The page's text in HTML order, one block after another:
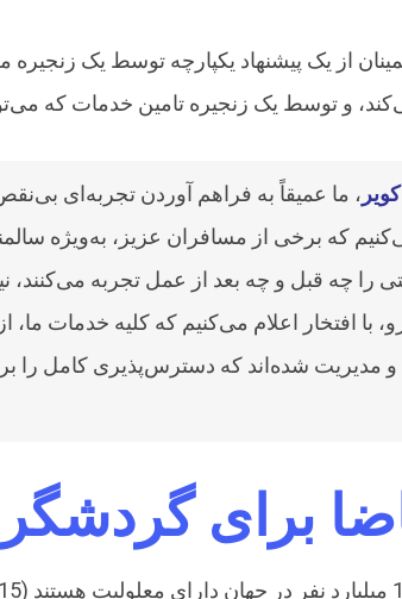
از یک پیشنهاد یکپارچه توسط یک
، ما عمیقاً به فراهم آوردن تجربه‌ای
با افتخار اعلام می‌کنیم که کلیه خدمات
مدیریت شده‌اند که دسترس‌پذیری کامل را
برای